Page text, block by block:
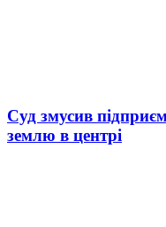
Суд змусив
землю в центрі